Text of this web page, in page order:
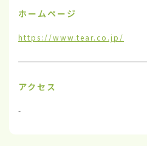
ホームページ
https://www.tear.co.jp/
アクセス
-